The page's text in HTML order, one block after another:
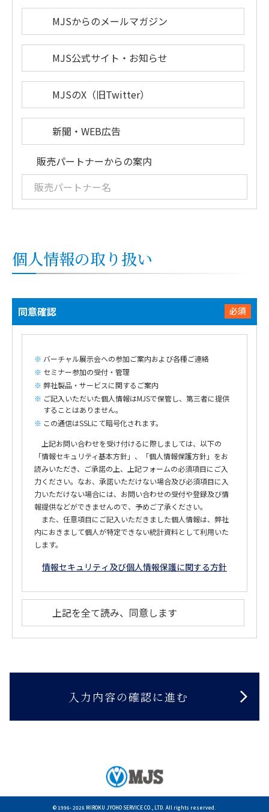
MJSからのメールマガジン
MJS公式サイト・お知らせ
MJSのX（旧Twitter）
新聞・WEB広告
販売パートナーからの案内
個人情報の取り扱い
必須
同意確認
バーチャル展示会への参加ご案内および各種ご連絡
セミナー参加の受付・管理
弊社製品・サービスに関するご案内
ご記入いただいた個人情報はMJSで保管し、第三者に提供
することはありません。
この通信はSSLにて暗号化されます。
上記お問い合わせを受け付けるに際しましては、以下の
「情報セキュリティ基本方針」、「個人情報保護方針」をお
読みいただき、ご承諾の上、上記フォームの必須項目にご入
力ください。なお、承諾いただけない場合及び必須項目に入
力いただけない場合には、お問い合わせの受付や登録及び情
報提供などができませんので、予めご了承ください。
また、任意項目にご記入いただきました個人情報は、弊社
内におきまして個人が特定できない統計資料として利用いた
します。
情報セキュリティ及び個人情報保護に関する方針
上記を全て読み、同意します
© 1996-2026 MIROKU JYOHO SERVICE CO., LTD. All rights reserved.